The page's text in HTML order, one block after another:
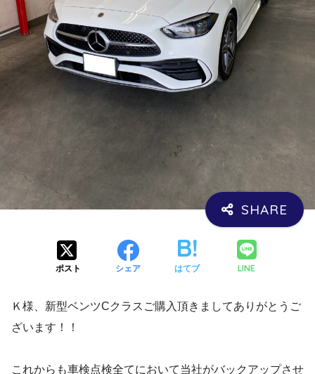
ポスト シェア はてブ LINE
Ｋ様、新型ベンツCクラスご購入頂きましてありがとうご
ざいます！！
これからも車検点検全てにおいて当社がバックアップさせ